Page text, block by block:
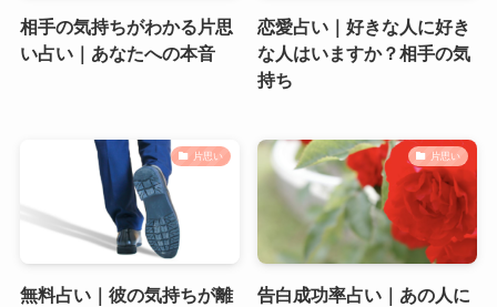
相手の気持ちがわかる片思
い占い｜あなたへの本音
恋愛占い｜好きな人に好き
な人はいますか？相手の気
持ち
片思い
無料占い｜彼の気持ちが離
片思い
告白成功率占い｜あの人に